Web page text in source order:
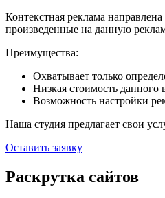
Контекстная реклама
произведенные на данную
Преимущества:
Охватывает только
Низкая стоимость данного
Возможность настройки
Наша студия предлагает свои
Оставить заявку
Раскрутка сайтов